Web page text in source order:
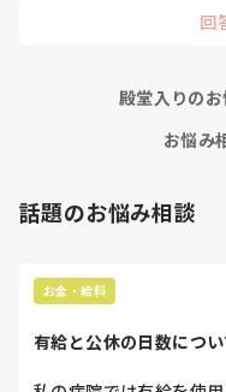
回
殿堂入りの
お悩み
話題のお悩み相談
お金・給料
有給と公休の日数につ